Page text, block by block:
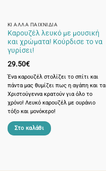
σελίδα
του
προϊόντος
ΚΙ ΆΛΛΑ ΠΑΙΧΝΊΔΙΑ
Καρουζέλ λευκό με μουσική
και χρώματα! Κούρδισε το να
γυρίσει!
29.50€
Ένα καρουζέλ στολίζει το σπίτι και
πάντα μας θυμίζει πως η αγάπη και τα
Χριστούγεννα κρατούν για όλο το
χρόνο! Λευκό καρουζέλ με ουράνιο
τόξο και μονόκερο!
Στο καλάθι